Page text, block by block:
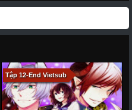
Tập 12-End Vietsub